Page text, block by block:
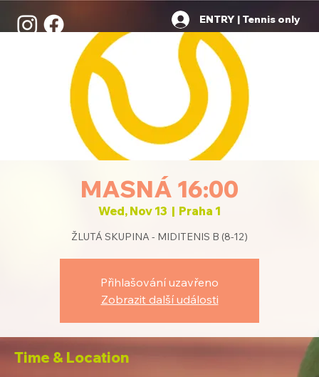
ENTRY | Tennis only
MASNÁ 16:00
Wed, Nov 13
  |
Praha 1
ŽLUTÁ SKUPINA - MIDITENIS B (8-12)
Přihlašování uzavřeno
Zobrazit další události
Time & Location